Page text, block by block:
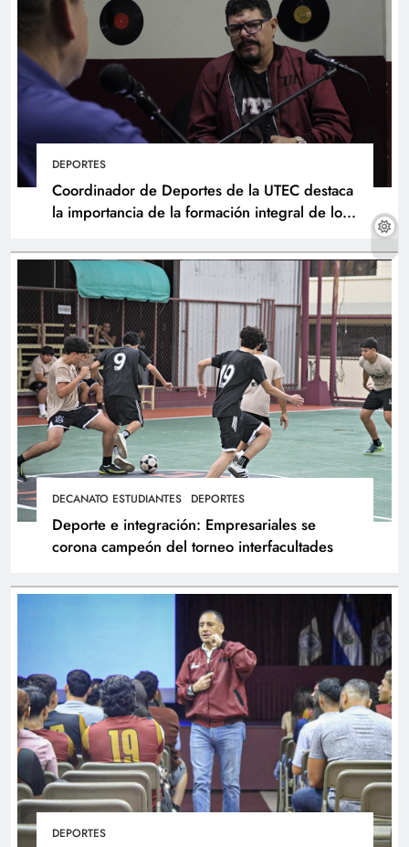
DEPORTES
Coordinador de Deportes de la UTEC destaca
la importancia de la formación integral de los
DECANATO ESTUDIANTES DEPORTES
Deporte e integración: Empresariales se
corona campeón del torneo interfacultades
DEPORTES